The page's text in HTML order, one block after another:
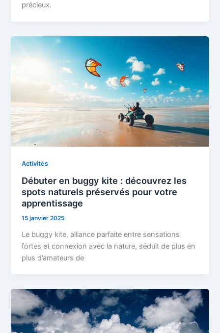
précieux.
Activités
Débuter en buggy kite : découvrez les
spots naturels préservés pour votre
apprentissage
15 janvier 2025
Le buggy kite, alliance parfaite entre sensations
fortes et connexion avec la nature, séduit de plus en
plus d’amateurs de